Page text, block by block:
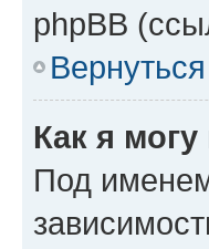
phpBB
Как я
Под